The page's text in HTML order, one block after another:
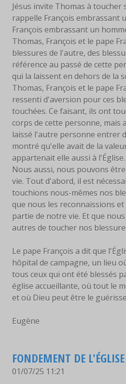
Jésus invite Thomas à toucher
rappelle François embrassant
François embrassant un
Thomas, François et le pape
blessures de l'autre, des
référence au passé de cette
qui la laissent en dehors de la
Thomas, François et le pape
ressenti d'aversion pour ces
touchées. Ce faisant, ils ont
corps de cette personne, mais
laissé l'autre personne entrer
montré qu'elle avait de la
appartenait elle aussi à l'Église.
Nous aussi, nous pouvons
vie. Tout d'abord, il est
touchions nous-mêmes nos
que nous les reconnaissions
partie de notre vie. Et que
autres de toucher nos
Le pape François a dit que
hôpital de campagne, un lieu
tous ceux qui ont été blessés
église accueillante, où tout le
et où Dieu peut être le
Eugène
FONDEMENT DE L'ÉGLISE
01/07/25 11:21